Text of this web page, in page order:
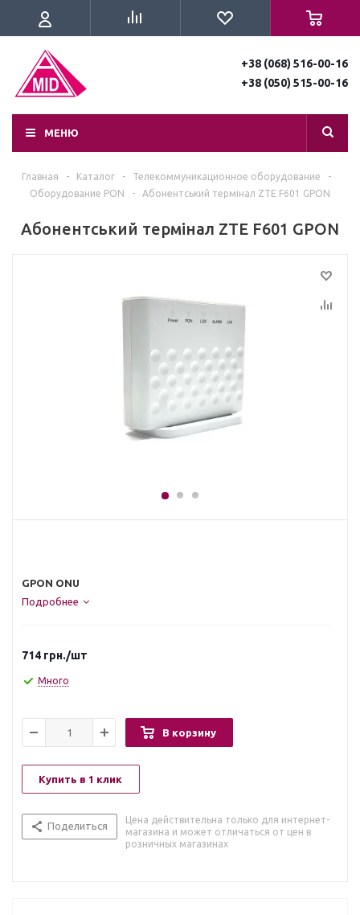
+38 (068) 516-00-16
+38 (050) 515-00-16
МЕНЮ
Главная - Каталог - Телекоммуникационное оборудование
-
Оборудование PON
- Абонентський термінал ZTE F601 GPON
Абонентський термінал ZTE F601 GPON
GPON ONU
Подробнее
714 грн./шт
Много
В корзину
Купить в 1 клик
Поделиться
Цена действительна только для интернет-
магазина и может отличаться от цен в
розничных магазинах